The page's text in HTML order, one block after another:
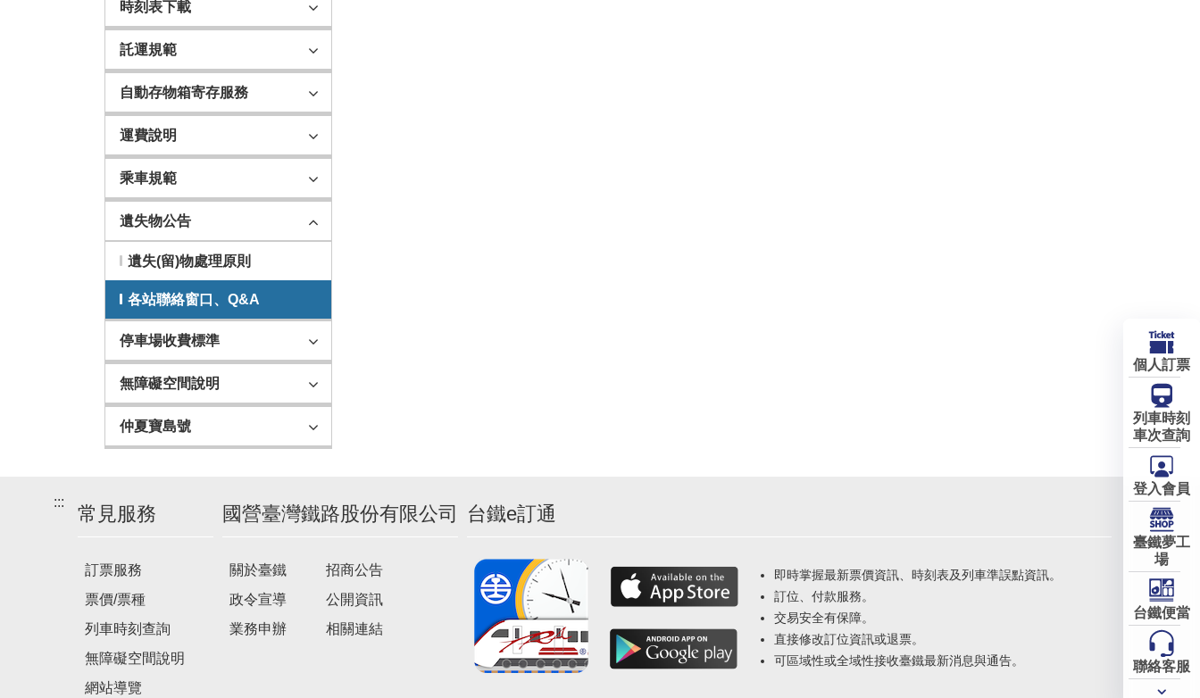
時刻表下載
託運規範
自動存物箱寄存服務
運費說明
乘車規範
遺失物公告
遺失(留)物處理原則
各站聯絡窗口、Q&A
停車場收費標準
無障礙空間說明
仲夏寶島號
:::
常見服務
訂票服務
票價/票種
列車時刻查詢
無障礙空間說明
網站導覽
國營臺灣鐵路股份有限公司
關於臺鐵
政令宣導
業務申辦
招商公告
公開資訊
相關連結
台鐵e訂通
即時掌握最新票價資訊、時刻表及列車準誤點資訊。
訂位、付款服務。
交易安全有保障。
直接修改訂位資訊或退票。
可區域性或全域性接收臺鐵最新消息與通告。
個人訂票
列車時刻
車次查詢
登入會員
臺鐵夢工
場
台鐵便當
聯絡客服